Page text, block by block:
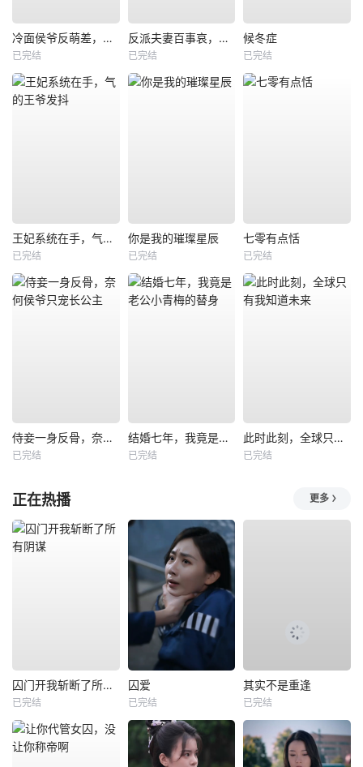
冷面侯爷反萌差，独宠作精继室啦
已完结
反派夫妻百事哀，今天在哪搞破坏
已完结
候冬症
已完结
王妃系统在手，气的王爷发抖
已完结
你是我的璀璨星辰
已完结
七零有点恬
已完结
侍妾一身反骨，奈何侯爷只宠长公主
已完结
结婚七年，我竟是老公小青梅的替身
已完结
此时此刻，全球只有我知道未来
已完结
正在热播 更多
囚门开我斩断了所有阴谋
已完结
囚爱
已完结
其实不是重逢
已完结